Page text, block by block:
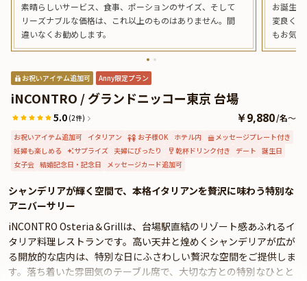
素晴らしいサービス、食事、ポーションのサイズ、そして
リーズナブルな価格は、これ以上のものはありません。間
違いなくお勧めします。
お誕生
変良く
もお気
日プレ
お祝いアイテム追加可 Anny限定プラン
iNCONTRO / グランドニッコー東京 台場
5.0 (2件) ￥9,880/名～
お祝いアイテム追加可 イタリアン お子様OK ホテル内
メッセージプレート付き
妊婦も楽しめる
サプライズ 夫婦にぴったり 乾杯ドリンク付き デート 誕生日
女子会 結婚記念日・記念日 メッセージカード追加可
シャンデリアが輝く空間で、本格イタリアンを贅沢に味わう特別な
アニバーサリー
iNCONTRO Osteria＆Grillは、台場駅直結のリゾート感あふれるイ
タリア料理レストランです。高い天井と煌めくシャンデリアが広が
る開放的な店内は、特別な日にふさわしい贅沢な空間をご提供しま
す。落ち着いた雰囲気のテーブル席で、大切な方との特別なひとと